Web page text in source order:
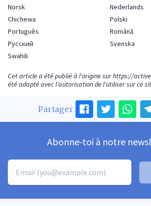
Norsk
Nederlands
Chichewa
Polski
Português
Română
Русский
Svenska
Swahili
Cet article a été publié à l'origine surhttps://
été adapté avec l'autorisation de l'utiliser sur ce
Partager
Abonne-toi à notre